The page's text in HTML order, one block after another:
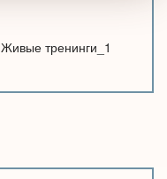
Живые тренинги_1